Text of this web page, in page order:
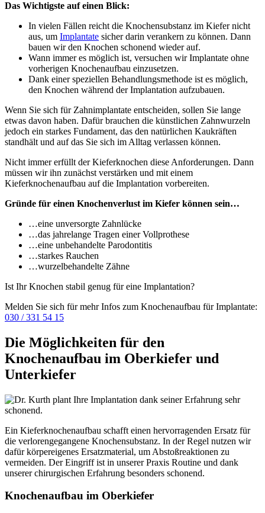
Das Wichtigste auf einen Blick:
In vielen Fällen reicht die Knochensubstanz im Kiefer nicht
aus, um Implantate sicher darin verankern zu können. Dann
bauen wir den Knochen schonend wieder auf.
Wann immer es möglich ist, versuchen wir Implantate ohne
vorherigen Knochenaufbau einzusetzen.
Dank einer speziellen Behandlungsmethode ist es möglich,
den Knochen während der Implantation aufzubauen.
Wenn Sie sich für Zahnimplantate entscheiden, sollen Sie lange
etwas davon haben. Dafür brauchen die künstlichen Zahnwurzeln
jedoch ein starkes Fundament, das den natürlichen Kaukräften
standhält und auf das Sie sich im Alltag verlassen können.
Nicht immer erfüllt der Kieferknochen diese Anforderungen. Dann
müssen wir ihn zunächst verstärken und mit einem
Kieferknochenaufbau auf die Implantation vorbereiten.
Gründe für einen Knochenverlust im Kiefer können sein…
…eine unversorgte Zahnlücke
…das jahrelange Tragen einer Vollprothese
…eine unbehandelte Parodontitis
…starkes Rauchen
…wurzelbehandelte Zähne
Ist Ihr Knochen stabil genug für eine Implantation?
Melden Sie sich für mehr Infos zum Knochenaufbau für Implantate:
030 / 331 54 15
Die Möglichkeiten für den
Knochenaufbau im Oberkiefer und
Unterkiefer
Ein Kieferknochenaufbau schafft einen hervorragenden Ersatz für
die verlorengegangene Knochensubstanz. In der Regel nutzen wir
dafür körpereigenes Ersatzmaterial, um Abstoßreaktionen zu
vermeiden. Der Eingriff ist in unserer Praxis Routine und dank
unserer chirurgischen Erfahrung besonders schonend.
Knochenaufbau im Oberkiefer